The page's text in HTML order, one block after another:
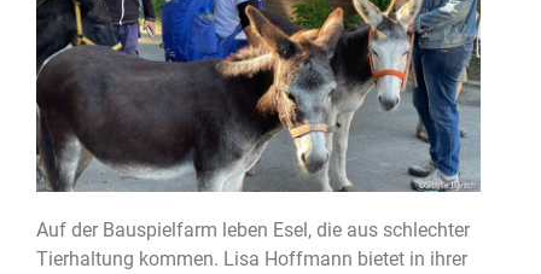
Auf der Bauspielfarm leben Esel, die aus schlechter
Tierhaltung kommen. Lisa Hoffmann bietet in ihrer